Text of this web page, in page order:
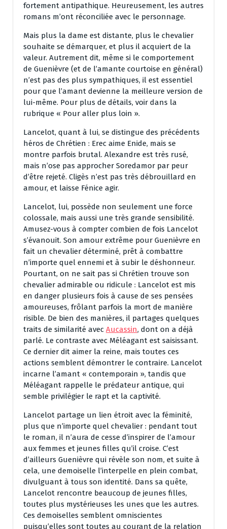
fortement antipathique. Heureusement, les autres
romans m’ont réconciliée avec le personnage.
Mais plus la dame est distante, plus le chevalier
souhaite se démarquer, et plus il acquiert de la
valeur. Autrement dit, même si le comportement
de Guenièvre (et de l’amante courtoise en général)
n’est pas des plus sympathiques, il est essentiel
pour que l’amant devienne la meilleure version de
lui-même. Pour plus de détails, voir dans la
rubrique « Pour aller plus loin ».
Lancelot, quant à lui, se distingue des précédents
héros de Chrétien : Erec aime Enide, mais se
montre parfois brutal. Alexandre est très rusé,
mais n’ose pas approcher Soredamor par peur
d’être rejeté. Cligès n’est pas très débrouillard en
amour, et laisse Fénice agir.
Lancelot, lui, possède non seulement une force
colossale, mais aussi une très grande sensibilité.
Amusez-vous à compter combien de fois Lancelot
s’évanouit. Son amour extrême pour Guenièvre en
fait un chevalier déterminé, prêt à combattre
n’importe quel ennemi et à subir le déshonneur.
Pourtant, on ne sait pas si Chrétien trouve son
chevalier admirable ou ridicule : Lancelot est mis
en danger plusieurs fois à cause de ses pensées
amoureuses, frôlant parfois la mort de manière
risible. De bien des manières, il partages quelques
traits de similarité avec Aucassin, dont on a déjà
parlé. Le contraste avec Méléagant est saisissant.
Ce dernier dit aimer la reine, mais toutes ces
actions semblent démontrer le contraire. Lancelot
incarne l’amant « contemporain », tandis que
Méléagant rappelle le prédateur antique, qui
semble privilégier le rapt et la captivité.
Lancelot partage un lien étroit avec la féminité,
plus que n’importe quel chevalier : pendant tout
le roman, il n’aura de cesse d’inspirer de l’amour
aux femmes et jeunes filles qu’il croise. C’est
d’ailleurs Guenièvre qui révèle son nom, et suite à
cela, une demoiselle l’interpelle en plein combat,
divulguant à tous son identité. Dans sa quête,
Lancelot rencontre beaucoup de jeunes filles,
toutes plus mystérieuses les unes que les autres.
Ces demoiselles semblent omniscientes
puisqu’elles sont toutes au courant de la relation